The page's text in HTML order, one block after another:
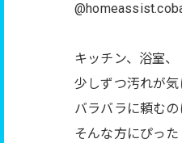
キッチン、浴室
少しずつ汚れが気
バラバラに頼むの
そんな方にぴっ